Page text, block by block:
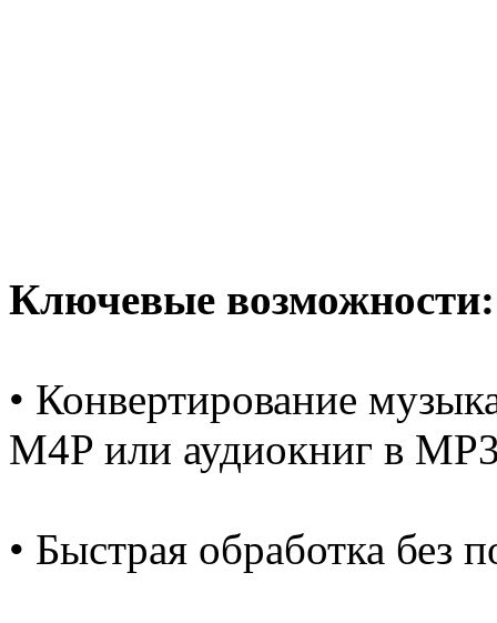
Ключевые возможности:
• Конвертирование
M4P или аудиокниг в
• Быстрая обработка без